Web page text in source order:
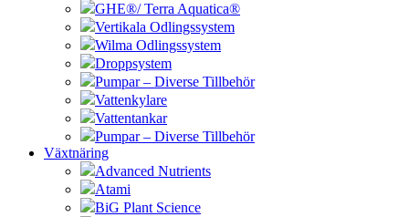
GHE®/ Terra Aquatica®
Vertikala Odlingssystem
Wilma Odlingssystem
Droppsystem
Pumpar – Diverse Tillbehör
Vattenkylare
Vattentankar
Pumpar – Diverse Tillbehör
Växtnäring
Advanced Nutrients
Atami
BiG Plant Science